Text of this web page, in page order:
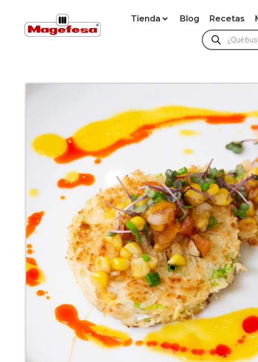
Tienda Blog Recetas